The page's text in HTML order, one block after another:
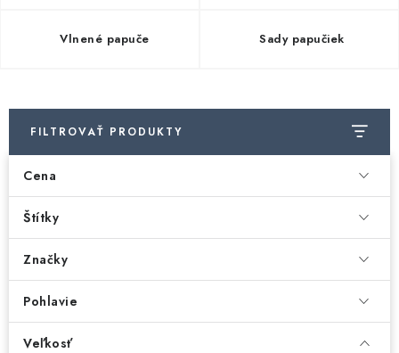
ZÁHRADA
Kontakty
Odmeny pre našich zákazníkov Moja objednávka
Vlnené papuče Sady papučiek
FILTROVAŤ PRODUKTY
Cena
Štítky
Značky
Pohlavie
Veľkosť